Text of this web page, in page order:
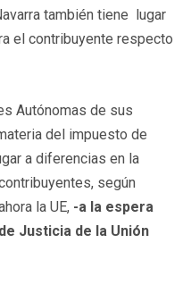
también tiene lugar
el contribuyente respecto
Autónomas de sus
del impuesto de
a diferencias en la
según
la UE, -a la espera
Justicia de la Unión